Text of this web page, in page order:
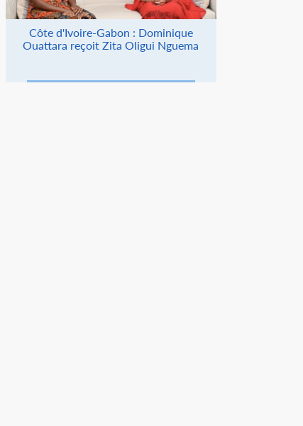
Côte d'Ivoire-Gabon : Dominique
Ouattara reçoit Zita Oligui Nguema